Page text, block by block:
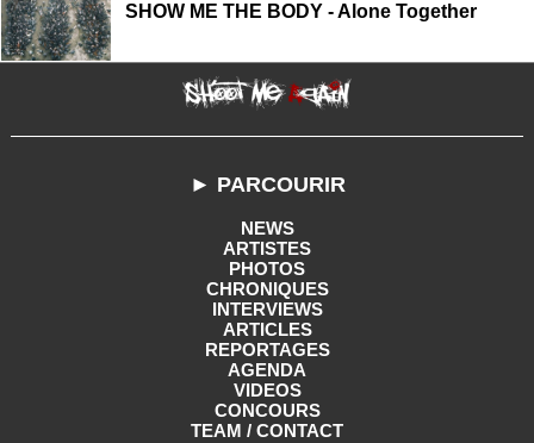
SHOW ME THE BODY - Alone Together
► PARCOURIR
NEWS
ARTISTES
PHOTOS
CHRONIQUES
INTERVIEWS
ARTICLES
REPORTAGES
AGENDA
VIDEOS
CONCOURS
TEAM / CONTACT